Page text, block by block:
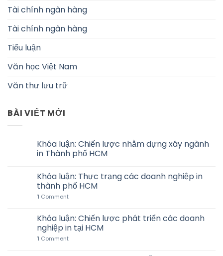
Tài chính ngân hàng
Tài chính ngân hàng
Tiểu luận
Văn học Việt Nam
Văn thư lưu trữ
BÀI VIẾT MỚI
Khóa luận: Chiến lược nhằm dựng xây ngành
in Thành phố HCM
Khóa luận: Thực trạng các doanh nghiệp in
thành phố HCM
1 Comment
Khóa luận: Chiến lược phát triển các doanh
nghiệp in tại HCM
1 Comment